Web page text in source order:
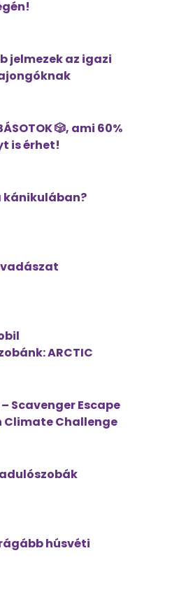
jelmezek az igazi
🎲, ami 60%
is érhet!
kánikulában?
ARCTIC
Scavenger Escape
Climate Challenge
húsvéti